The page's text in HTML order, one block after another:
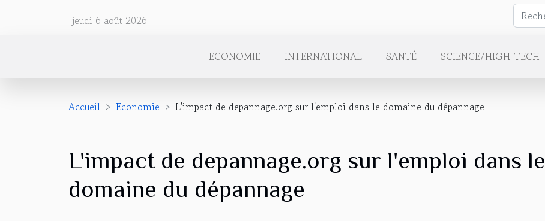
jeudi 6 août 2026
ECONOMIE INTERNATIONAL SANTÉ SCIENCE/HIGH-TECH
Accueil Economie L'impact de depannage.org sur l'emploi dans le domaine du dépannage
L'impact de depannage.org sur l'emploi dans le
domaine du dépannage